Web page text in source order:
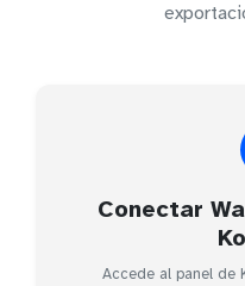
Conectar
Accede al panel de